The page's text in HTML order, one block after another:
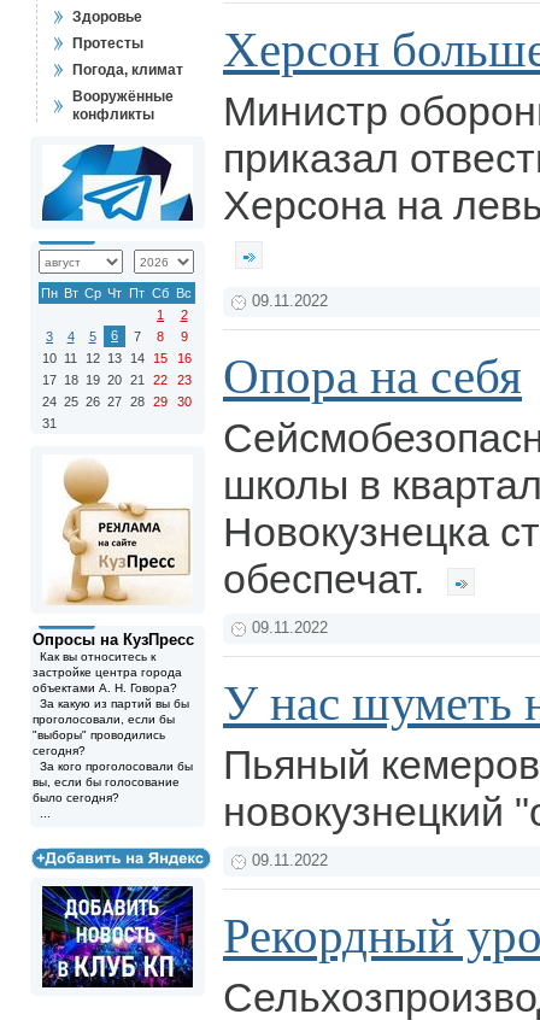
Здоровье
Протесты
Погода, климат
Вооружённые
конфликты
Пн Вт Ср Чт Пт Сб Вс
1
2
3
4 5 6 7 8
9
10 11 12 13 14 15
16
17 18 19 20 21 22
23
24 25 26 27 28 29
30
31
Опросы на КузПресс
Как вы относитесь к
застройке центра города
объектами А. Н. Говора?
За какую из партий вы бы
проголосовали, если бы
"выборы" проводились
сегодня?
За кого проголосовали бы
вы, если бы голосование
было сегодня?
Херсон
Министр
приказал
Херсона на
09.11.2022
Опора на себя
школы в
Новокузнецка
обеспечат.
09.11.2022
У нас шуметь
Пьяный
новокузнецкий
09.11.2022
Рекордный